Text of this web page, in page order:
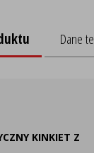
Dane
KINKIET Z